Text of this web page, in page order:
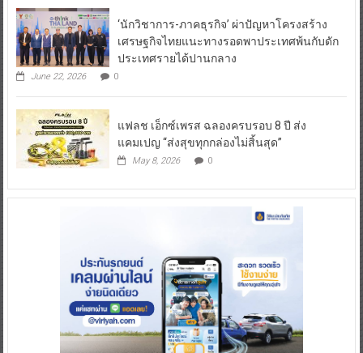
‘นักวิชาการ-ภาคธุรกิจ’ ผ่าปัญหาโครงสร้าง
เศรษฐกิจไทยแนะทางรอดพาประเทศพ้นกับดัก
ประเทศรายได้ปานกลาง
June 22, 2026 0
แฟลช เอ็กซ์เพรส ฉลองครบรอบ 8 ปี ส่ง
แคมเปญ “ส่งสุขทุกกล่องไม่สิ้นสุด”
May 8, 2026 0